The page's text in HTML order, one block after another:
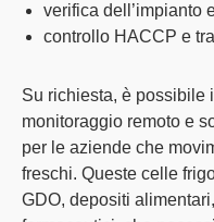
verifica dell’impianto
controllo HACCP e
Su richiesta, è possibile
monitoraggio remoto e
per le aziende che
freschi. Queste celle
GDO, depositi